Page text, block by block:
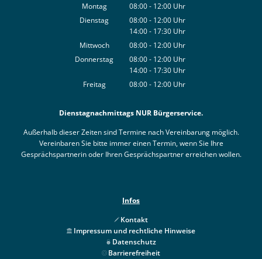
Montag 08:00- 12:00 Uhr
Von 08:00 bis 12:00 Uhr
Dienstag 08:00- 12:00 Uhr
Von 08:00 bis 12:00 Uhr
14:00- 17:30 Uhr
Von 14:00 bis 17:30 Uhr
Mittwoch 08:00- 12:00 Uhr
Von 08:00 bis 12:00 Uhr
Donnerstag 08:00- 12:00 Uhr
Von 08:00 bis 12:00 Uhr
14:00- 17:30 Uhr
Von 14:00 bis 17:30 Uhr
Freitag 08:00- 12:00 Uhr
Dienstagnachmittags NUR Bürgerservice.
Außerhalb dieser Zeiten sind Termine nach Vereinbarung möglich.
Vereinbaren Sie bitte immer einen Termin, wenn Sie Ihre
Gesprächspartnerin oder Ihren Gesprächspartner erreichen wollen.
Infos
Kontakt
Impressum und rechtliche Hinweise
Datenschutz
Barrierefreiheit